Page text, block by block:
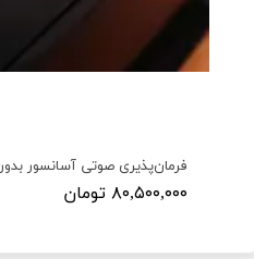
۸۰,۵۰۰,۰۰۰ تومان